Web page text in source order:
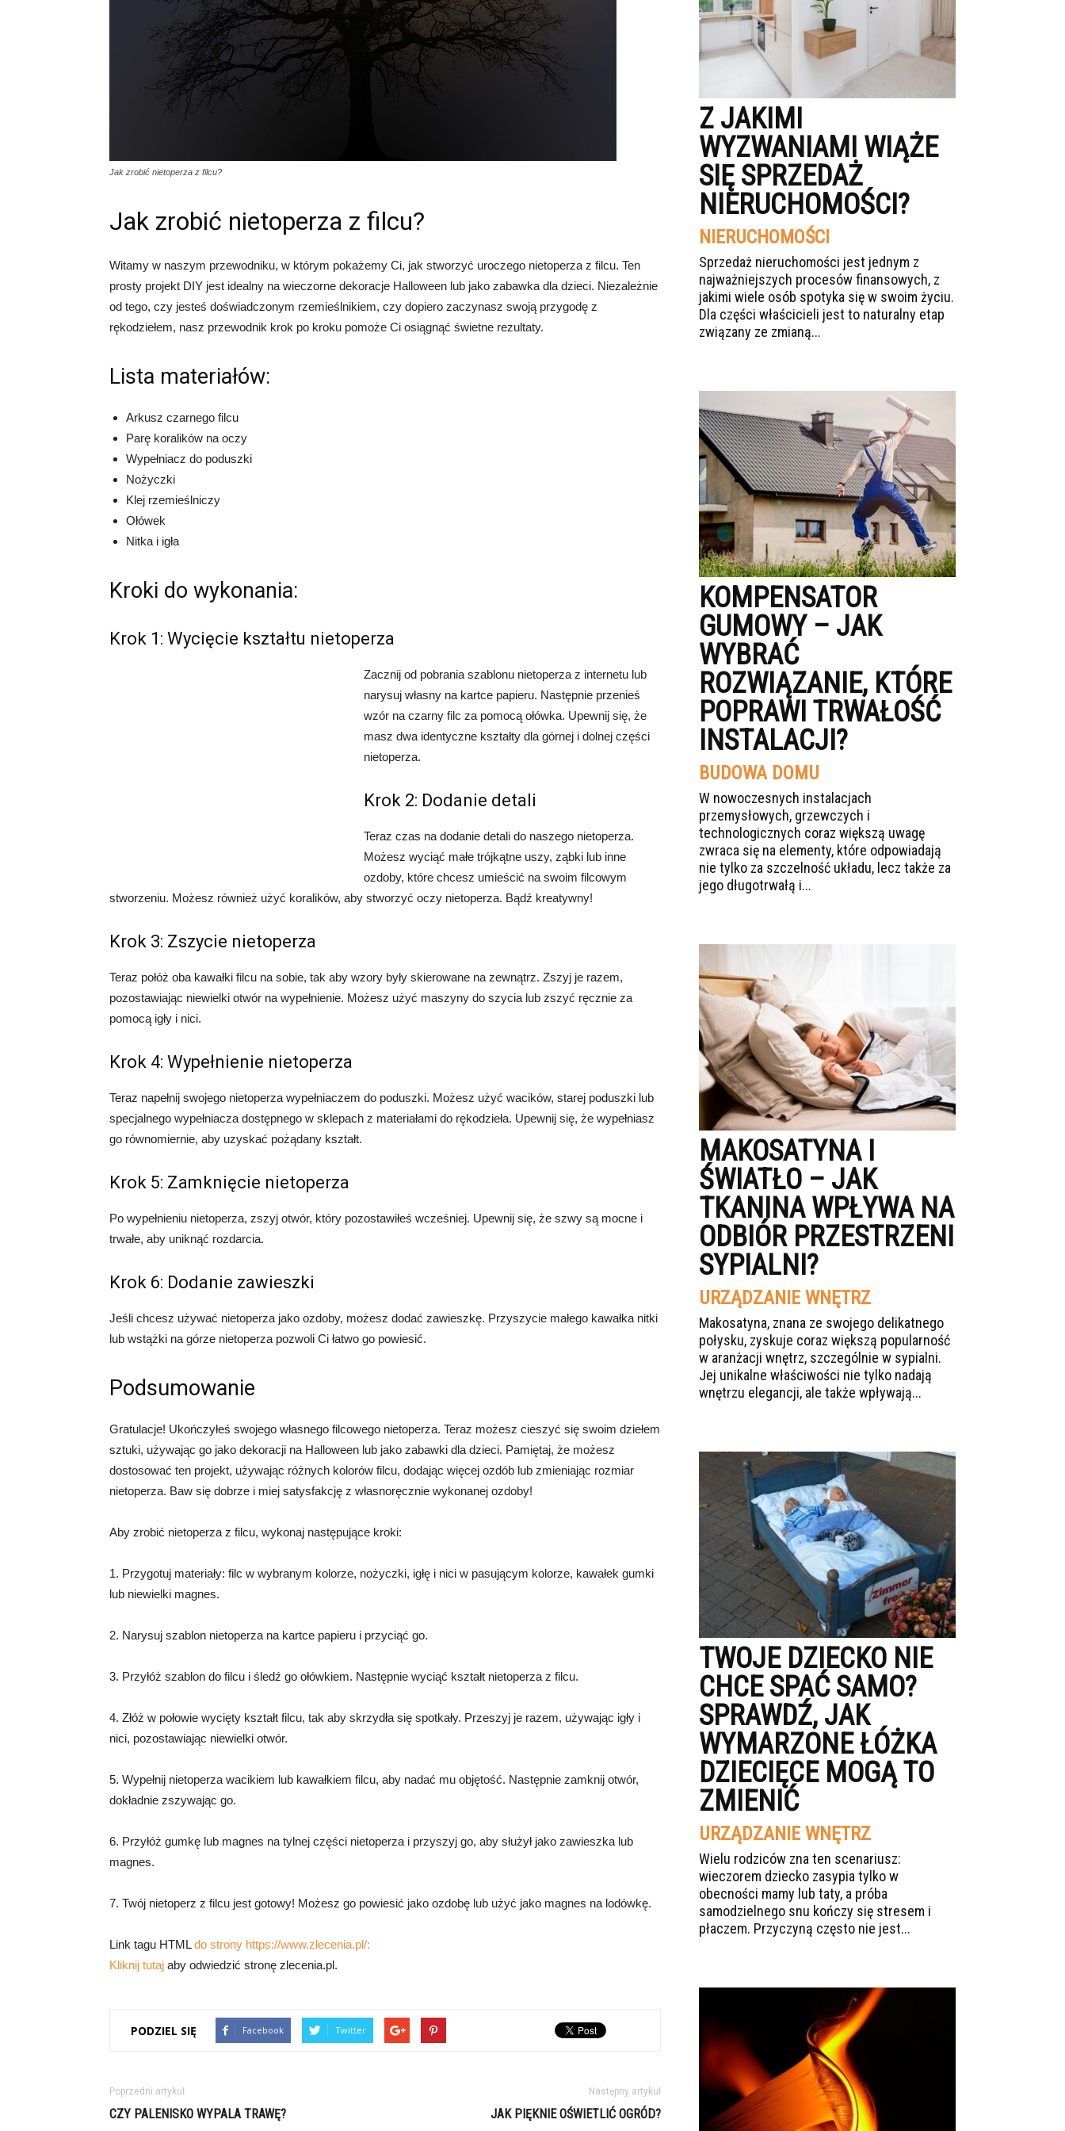
Jak zrobić nietoperza z filcu?
Jak zrobić nietoperza z filcu?
Witamy w naszym przewodniku, w którym pokażemy Ci, jak stworzyć uroczego nietoperza z filcu. Ten
prosty projekt DIY jest idealny na wieczorne dekoracje Halloween lub jako zabawka dla dzieci. Niezależnie
od tego, czy jesteś doświadczonym rzemieślnikiem, czy dopiero zaczynasz swoją przygodę z
rękodziełem, nasz przewodnik krok po kroku pomoże Ci osiągnąć świetne rezultaty.
Lista materiałów:
Arkusz czarnego filcu
Parę koralików na oczy
Wypełniacz do poduszki
Nożyczki
Klej rzemieślniczy
Ołówek
Nitka i igła
Kroki do wykonania:
Krok 1: Wycięcie kształtu nietoperza
Zacznij od pobrania szablonu nietoperza z internetu lub
narysuj własny na kartce papieru. Następnie przenieś
wzór na czarny filc za pomocą ołówka. Upewnij się, że
masz dwa identyczne kształty dla górnej i dolnej części
nietoperza.
Krok 2: Dodanie detali
Teraz czas na dodanie detali do naszego nietoperza.
Możesz wyciąć małe trójkątne uszy, ząbki lub inne
ozdoby, które chcesz umieścić na swoim filcowym
stworzeniu. Możesz również użyć koralików, aby stworzyć oczy nietoperza. Bądź kreatywny!
Krok 3: Zszycie nietoperza
Teraz połóż oba kawałki filcu na sobie, tak aby wzory były skierowane na zewnątrz. Zszyj je razem,
pozostawiając niewielki otwór na wypełnienie. Możesz użyć maszyny do szycia lub zszyć ręcznie za
pomocą igły i nici.
Krok 4: Wypełnienie nietoperza
Teraz napełnij swojego nietoperza wypełniaczem do poduszki. Możesz użyć wacików, starej poduszki lub
specjalnego wypełniacza dostępnego w sklepach z materiałami do rękodzieła. Upewnij się, że wypełniasz
go równomiernie, aby uzyskać pożądany kształt.
Krok 5: Zamknięcie nietoperza
Po wypełnieniu nietoperza, zszyj otwór, który pozostawiłeś wcześniej. Upewnij się, że szwy są mocne i
trwałe, aby uniknąć rozdarcia.
Krok 6: Dodanie zawieszki
Jeśli chcesz używać nietoperza jako ozdoby, możesz dodać zawieszkę. Przyszycie małego kawałka nitki
lub wstążki na górze nietoperza pozwoli Ci łatwo go powiesić.
Podsumowanie
Gratulacje! Ukończyłeś swojego własnego filcowego nietoperza. Teraz możesz cieszyć się swoim dziełem
sztuki, używając go jako dekoracji na Halloween lub jako zabawki dla dzieci. Pamiętaj, że możesz
dostosować ten projekt, używając różnych kolorów filcu, dodając więcej ozdób lub zmieniając rozmiar
nietoperza. Baw się dobrze i miej satysfakcję z własnoręcznie wykonanej ozdoby!
Aby zrobić nietoperza z filcu, wykonaj następujące kroki:
1. Przygotuj materiały: filc w wybranym kolorze, nożyczki, igłę i nici w pasującym kolorze, kawałek gumki
lub niewielki magnes.
2. Narysuj szablon nietoperza na kartce papieru i przyciąć go.
3. Przyłóż szablon do filcu i śledź go ołówkiem. Następnie wyciąć kształt nietoperza z filcu.
4. Złóż w połowie wycięty kształt filcu, tak aby skrzydła się spotkały. Przeszyj je razem, używając igły i
nici, pozostawiając niewielki otwór.
5. Wypełnij nietoperza wacikiem lub kawałkiem filcu, aby nadać mu objętość. Następnie zamknij otwór,
dokładnie zszywając go.
6. Przyłóż gumkę lub magnes na tylnej części nietoperza i przyszyj go, aby służył jako zawieszka lub
magnes.
7. Twój nietoperz z filcu jest gotowy! Możesz go powiesić jako ozdobę lub użyć jako magnes na lodówkę.
Link tagu HTMLdo strony https://www.zlecenia.pl/:
Kliknij tutaj aby odwiedzić stronę zlecenia.pl.
PODZIEL SIĘ Facebook Twitter
Poprzedni artykuł
CZY PALENISKO WYPALA TRAWĘ?
Następny artykuł
JAK PIĘKNIE OŚWIETLIĆ OGRÓD?
Z JAKIMI
WYZWANIAMI WIĄŻE
SIĘ SPRZEDAŻ
NIERUCHOMOŚCI?
NIERUCHOMOŚCI
Sprzedaż nieruchomości jest jednym z
najważniejszych procesów finansowych, z
jakimi wiele osób spotyka się w swoim życiu.
Dla części właścicieli jest to naturalny etap
związany ze zmianą...
KOMPENSATOR
GUMOWY – JAK
WYBRAĆ
ROZWIĄZANIE, KTÓRE
POPRAWI TRWAŁOŚĆ
INSTALACJI?
BUDOWA DOMU
W nowoczesnych instalacjach
przemysłowych, grzewczych i
technologicznych coraz większą uwagę
zwraca się na elementy, które odpowiadają
nie tylko za szczelność układu, lecz także za
jego długotrwałą i...
MAKOSATYNA I
ŚWIATŁO – JAK
TKANINA WPŁYWA NA
ODBIÓR PRZESTRZENI
SYPIALNI?
URZĄDZANIE WNĘTRZ
Makosatyna, znana ze swojego delikatnego
połysku, zyskuje coraz większą popularność
w aranżacji wnętrz, szczególnie w sypialni.
Jej unikalne właściwości nie tylko nadają
wnętrzu elegancji, ale także wpływają...
TWOJE DZIECKO NIE
CHCE SPAĆ SAMO?
SPRAWDŹ, JAK
WYMARZONE ŁÓŻKA
DZIECIĘCE MOGĄ TO
ZMIENIĆ
URZĄDZANIE WNĘTRZ
Wielu rodziców zna ten scenariusz:
wieczorem dziecko zasypia tylko w
obecności mamy lub taty, a próba
samodzielnego snu kończy się stresem i
płaczem. Przyczyną często nie jest...